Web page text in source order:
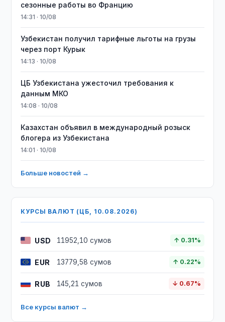
сезонные работы во Францию
14:31 · 10/08
Узбекистан получил тарифные льготы на грузы
через порт Курык
14:13 · 10/08
ЦБ Узбекистана ужесточил требования к
данным МКО
14:08 · 10/08
Казахстан объявил в международный розыск
блогера из Узбекистана
14:01 · 10/08
Больше новостей →
КУРСЫ ВАЛЮТ (ЦБ, 10.08.2026)
USD 11952,10 сумов ↑ 0.31%
EUR 13779,58 сумов ↑ 0.22%
RUB 145,21 сумов ↓ 0.67%
Все курсы валют →